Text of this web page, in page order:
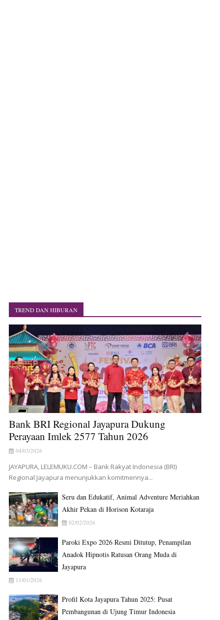
TREND DAN HIBURAN
Bank BRI Regional Jayapura Dukung
Perayaan Imlek 2577 Tahun 2026
04/03/2026
JAYAPURA, LELEMUKU.COM – Bank Rakyat Indonesia (BRI)
Regional Jayapura menunjukkan komitmennya...
Seru dan Edukatif, Animal Adventure Meriahkan
Akhir Pekan di Horison Kotaraja
02/02/2026
Paroki Expo 2026 Resmi Ditutup, Penampilan
Anadok Hipnotis Ratusan Orang Muda di
Jayapura
11/01/2026
Profil Kota Jayapura Tahun 2025: Pusat
Pembangunan di Ujung Timur Indonesia